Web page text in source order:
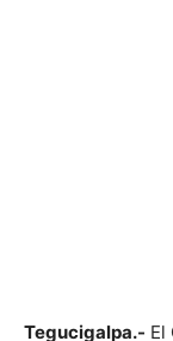
Tegucigalpa.- El